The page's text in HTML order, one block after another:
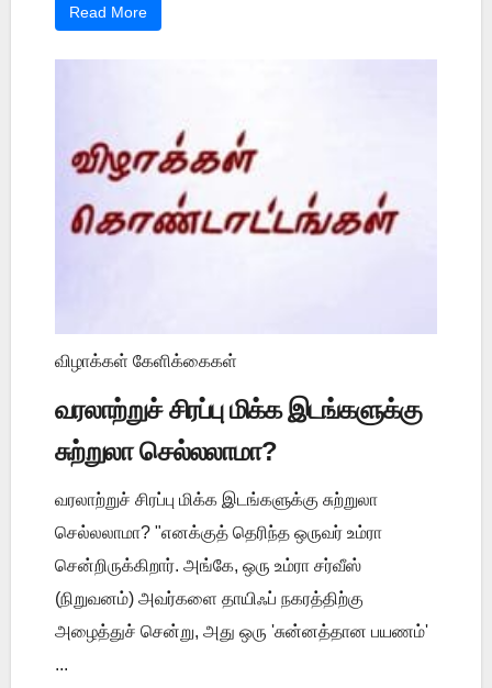
Read More
விழாக்கள் கேளிக்கைகள்
வரலாற்றுச் சிரப்பு மிக்க இடங்களுக்கு
சுற்றுலா செல்லலாமா?
வரலாற்றுச் சிரப்பு மிக்க இடங்களுக்கு சுற்றுலா
செல்லலாமா? "எனக்குத் தெரிந்த ஒருவர் உம்ரா
சென்றிருக்கிறார். அங்கே, ஒரு உம்ரா சர்வீஸ்
(நிறுவனம்) அவர்களை தாயிஃப் நகரத்திற்கு
அழைத்துச் சென்று, அது ஒரு 'சுன்னத்தான பயணம்'
...